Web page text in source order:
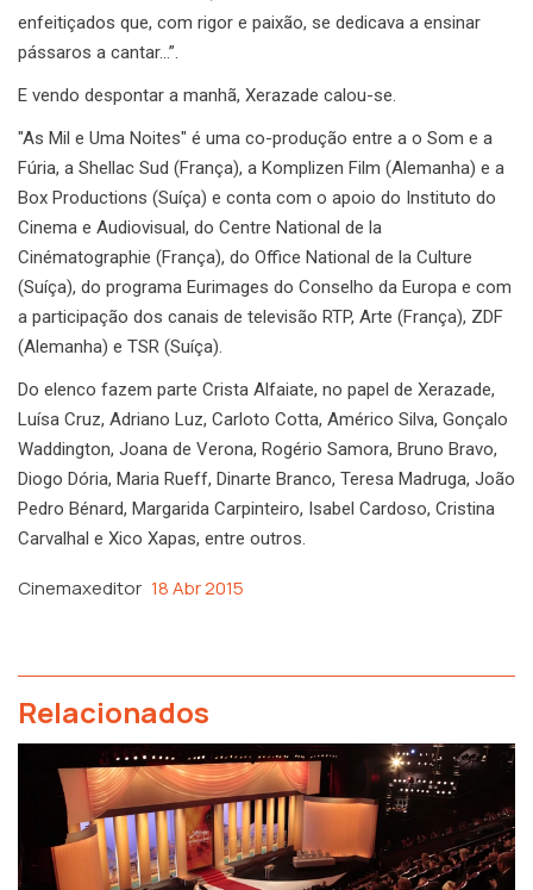
enfeitiçados que, com rigor e paixão, se dedicava a ensinar
pássaros a cantar…”.
E vendo despontar a manhã, Xerazade calou-se.
"As Mil e Uma Noites" é uma co-produção entre a o Som e a
Fúria, a Shellac Sud (França), a Komplizen Film (Alemanha) e a
Box Productions (Suíça) e conta com o apoio do Instituto do
Cinema e Audiovisual, do Centre National de la
Cinématographie (França), do Office National de la Culture
(Suíça), do programa Eurimages do Conselho da Europa e com
a participação dos canais de televisão RTP, Arte (França), ZDF
(Alemanha) e TSR (Suíça).
Do elenco fazem parte Crista Alfaiate, no papel de Xerazade,
Luísa Cruz, Adriano Luz, Carloto Cotta, Américo Silva, Gonçalo
Waddington, Joana de Verona, Rogério Samora, Bruno Bravo,
Diogo Dória, Maria Rueff, Dinarte Branco, Teresa Madruga, João
Pedro Bénard, Margarida Carpinteiro, Isabel Cardoso, Cristina
Carvalhal e Xico Xapas, entre outros.
Cinemaxeditor 18 Abr 2015
Relacionados